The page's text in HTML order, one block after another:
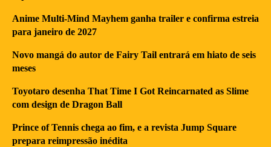
Anime Multi-Mind Mayhem ganha trailer e confirma estreia
para janeiro de 2027
Novo mangá do autor de Fairy Tail entrará em hiato de seis
meses
Toyotaro desenha That Time I Got Reincarnated as Slime
com design de Dragon Ball
Prince of Tennis chega ao fim, e a revista Jump Square
prepara reimpressão inédita